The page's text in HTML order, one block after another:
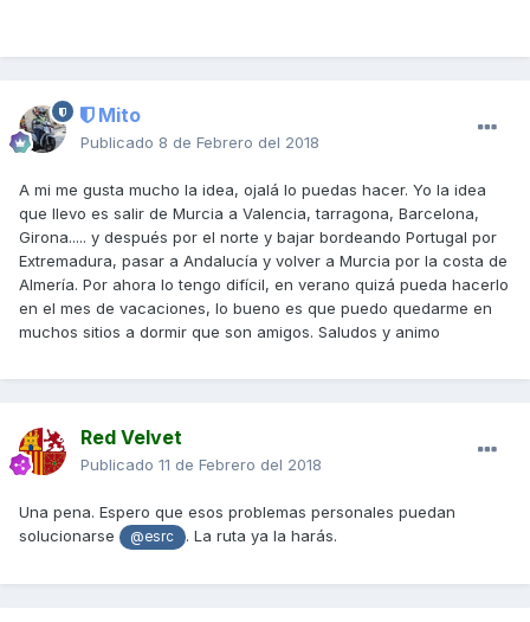
Mito
Publicado 8 de Febrero del 2018
A mi me gusta mucho la idea, ojalá lo puedas hacer. Yo la idea
que llevo es salir de Murcia a Valencia, tarragona, Barcelona,
Girona..... y después por el norte y bajar bordeando Portugal por
Extremadura, pasar a Andalucía y volver a Murcia por la costa de
Almería. Por ahora lo tengo difícil, en verano quizá pueda hacerlo
en el mes de vacaciones, lo bueno es que puedo quedarme en
muchos sitios a dormir que son amigos. Saludos y animo
Red Velvet
Publicado 11 de Febrero del 2018
Una pena. Espero que esos problemas personales puedan
solucionarse
@esrc . La ruta ya la harás.